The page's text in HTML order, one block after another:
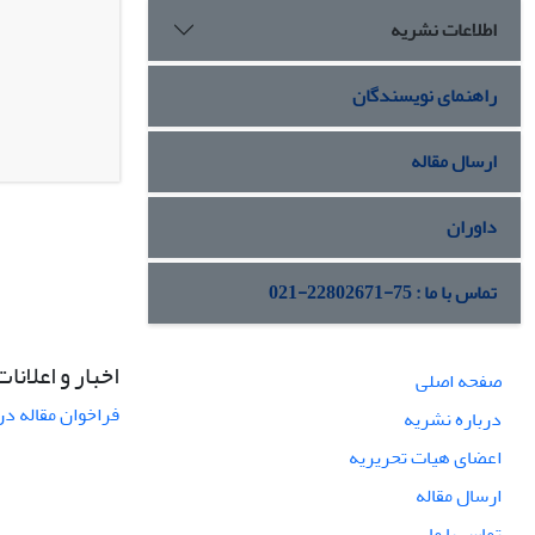
اطلاعات نشریه
راهنمای نویسندگان
ارسال مقاله
داوران
تماس با ما : 75-22802671-021
صفحه اصلی
درباره نشریه
اعضای هیات تحریریه
ارسال مقاله
اخبار و
فراخوان مقاله